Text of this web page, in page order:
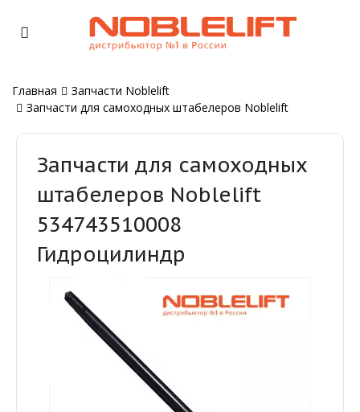
Главная
Запчасти Noblelift
Запчасти для самоходных штабелеров Noblelift
Запчасти для самоходных
штабелеров Noblelift
534743510008
Гидроцилиндр